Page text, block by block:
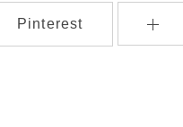
Pinterest